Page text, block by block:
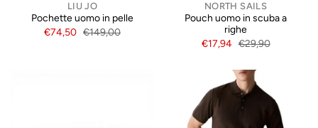
LIU JO
Pochette uomo in pelle
€74,50 €149,00
NORTH SAILS
Pouch uomo in scuba a
righe
€17,94 €29,90